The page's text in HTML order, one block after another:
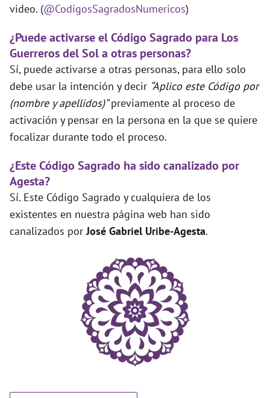
video. (@CodigosSagradosNumericos)
¿Puede activarse el Código Sagrado para Los
Guerreros del Sol a otras personas?
Sí, puede activarse a otras personas, para ello solo
debe usar la intención y decir “Aplico este Código por
(nombre y apellidos)”previamente al proceso de
activación y pensar en la persona en la que se quiere
focalizar durante todo el proceso.
¿Este Código Sagrado ha sido canalizado por
Agesta?
Sí. Este Código Sagrado y cualquiera de los
existentes en nuestra página web han sido
canalizados porJosé Gabriel Uribe-Agesta.